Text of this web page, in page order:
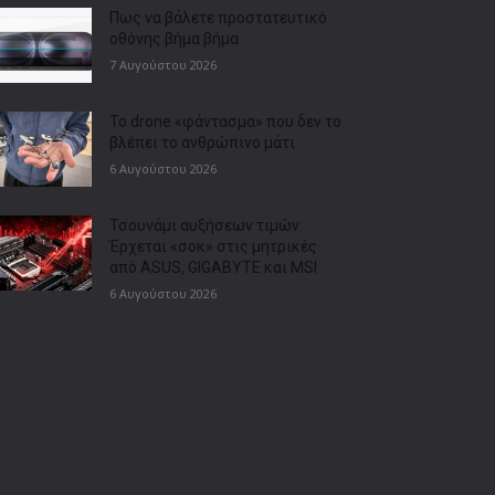
Πως να βάλετε προστατευτικό
οθόνης βήμα βήμα
7 Αυγούστου 2026
Το drone «φάντασμα» που δεν το
βλέπει το ανθρώπινο μάτι
6 Αυγούστου 2026
Τσουνάμι αυξήσεων τιμών:
Έρχεται «σοκ» στις μητρικές
από ASUS, GIGABYTE και MSI
6 Αυγούστου 2026